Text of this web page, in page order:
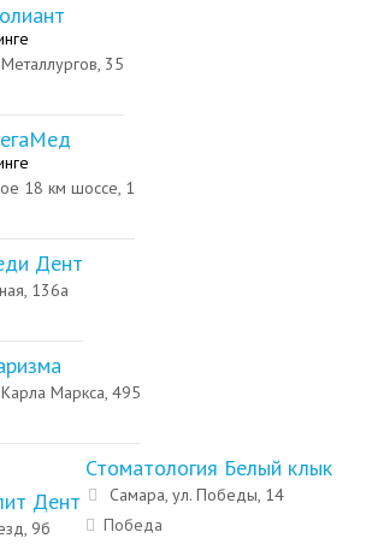
35
18 км шоссе, 1
Дент
136а
Маркса, 495
Дент
9б
Стоматология Белый клык
Самара, ул. Победы, 14
Победа